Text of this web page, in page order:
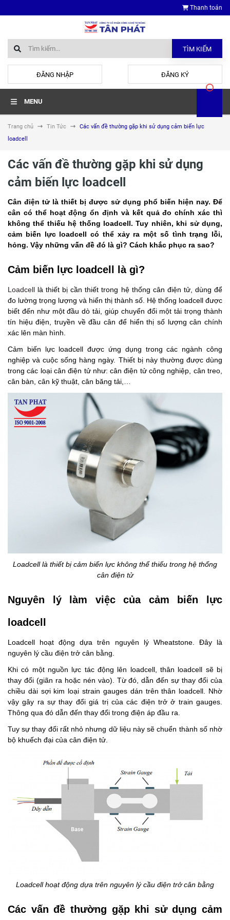
Thanh toán
TÌM KIẾM
ĐĂNG NHẬP ĐĂNG KÝ
MENU
Trang chủ Tin Tức
Các vấn đề thường gặp khi sử dụng cảm biến lực
loadcell
Các vấn đề thường gặp khi sử dụng
cảm biến lực loadcell
Cân điện tử là thiết bị được sử dụng phổ biến hiện nay. Để
cân có thể hoạt động ổn định và kết quả đo chính xác thì
không thể thiếu hệ thống loadcell. Tuy nhiên, khi sử dụng,
cảm biến lực loadcell có thể xảy ra một số tình trạng lỗi,
hỏng. Vậy những vấn đề đó là gì? Cách khắc phục ra sao?
Cảm biến lực loadcell là gì?
Loadcell là thiết bị cần thiết trong hệ thống cân điện tử, dùng để
đo lường trọng lượng và hiển thị thành số. Hệ thống loadcell được
biết đến như một đầu dò tải, giúp chuyển đổi một tải trọng thành
tín hiệu điện, truyền về đầu cân để hiển thị số lượng cân chính
xác lên màn hình.
Cảm biến lực loadcell được ứng dụng trong các ngành công
nghiệp và cuộc sống hàng ngày. Thiết bị này thường được dùng
trong các loại cân điện tử như: cân điện tử công nghiệp, cân treo,
cân bàn, cân kỹ thuật, cân băng tải,…
Loadcell là thiết bị cảm biến lực không thể thiếu trong hệ thống
cân điện tử
Nguyên lý làm việc của cảm biến lực
loadcell
Loadcell hoạt động dựa trên nguyên lý Wheatstone. Đây là
nguyên lý cầu điện trở cân bằng.
Khi có một nguồn lực tác động lên loadcell, thân loadcell sẽ bị
thay đổi (giãn ra hoặc nén vào). Từ đó, dẫn đến sự thay đổi của
chiều dài sợi kim loại strain gauges dán trên thân loadcell. Nhờ
vậy gây ra sự thay đổi giá trị của các điện trở ở train gauges.
Thông qua đó dẫn đến thay đổi trong điện áp đầu ra.
Tuy sự thay đổi rất nhỏ nhưng dữ liệu này sẽ chuển thành số nhờ
bộ khuếch đại của cân điện tử.
Loadcell hoạt động dựa trên nguyên lý cầu điện trở cân bằng
Các vấn đề thường gặp khi sử dụng cảm